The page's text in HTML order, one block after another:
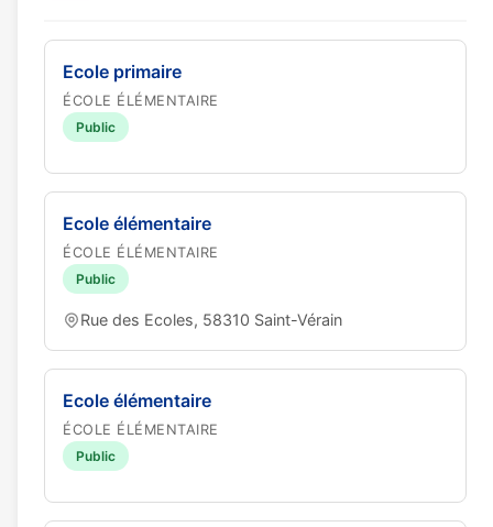
Ecole primaire
ÉCOLE ÉLÉMENTAIRE
Public
Ecole élémentaire
ÉCOLE ÉLÉMENTAIRE
Public
Rue des Ecoles, 58310 Saint-Vérain
Ecole élémentaire
ÉCOLE ÉLÉMENTAIRE
Public